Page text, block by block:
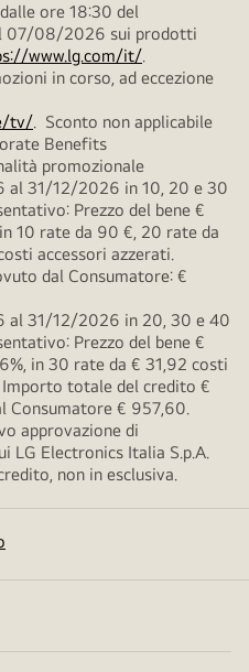
ore 18:30 del
07/08/2026 sui prodotti
www.lg.com/it/.
in corso, ad eccezione
tv/. Sconto non applicabile
Benefits
promozionale
31/12/2026 in 10, 20 e 30
Prezzo del bene €
10 rate da 90 €, 20 rate da
accessori azzerati.
dal Consumatore: €
31/12/2026 in 20, 30 e 40
Prezzo del bene €
in 30 rate da € 31,92 costi
totale del credito €
Consumatore € 957,60.
approvazione di
LG Electronics Italia S.p.A.
non in esclusiva.